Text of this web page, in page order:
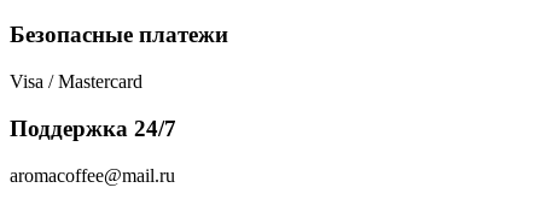
Безопасные платежи
Visa / Mastercard
Поддержка 24/7
aromacoffee@mail.ru